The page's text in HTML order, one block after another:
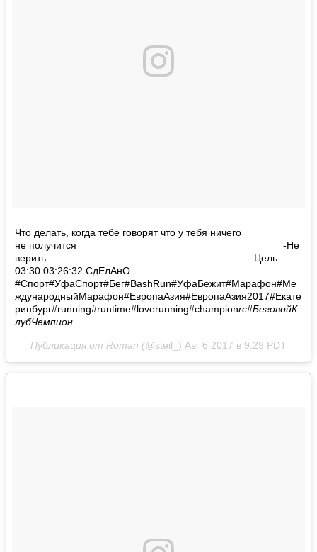
Что делать, когда тебе говорят что у тебя ничего
не получится ⠀⠀⠀⠀⠀⠀⠀⠀⠀⠀⠀⠀⠀⠀⠀⠀⠀⠀⠀⠀⠀ ⠀⠀⠀⠀⠀⠀⠀ -Не
верить⠀⠀⠀⠀⠀⠀⠀⠀⠀⠀⠀⠀⠀⠀⠀⠀⠀⠀⠀⠀⠀⠀⠀⠀⠀⠀⠀⠀⠀ Цель
03:30 03:26:32 СдЕлАнО
#Спорт#УфаСпорт#Бег#BashRun#УфаБежит#Марафон#Ме
ждународныйМарафон#ЕвропаАзия#ЕвропаАзия2017#Екате
ринбург#running#runtime#loverunning#championrc#БеговойК
лубЧемпион
Публикация от Roman (@steil_) Авг 6 2017 в 9:29 PDT